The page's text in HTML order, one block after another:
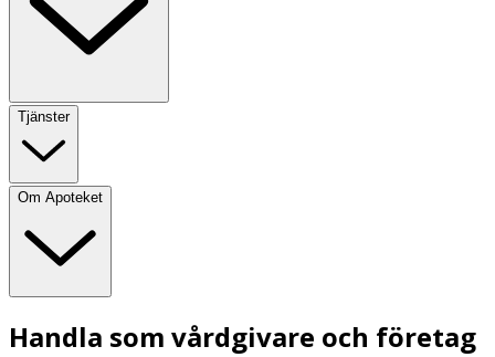
Tjänster
Om Apoteket
Handla som vårdgivare och företag